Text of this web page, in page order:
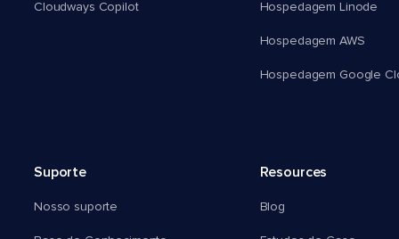
Cloudways Copilot Hospedagem Linode
Hospedagem AWS
Hospedagem Google
Suporte
Nosso suporte
Resources
Blog